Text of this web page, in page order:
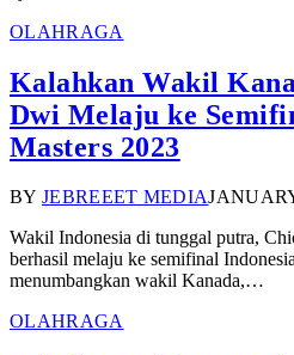
OLAHRAGA
Kalahkan Wakil
Dwi Melaju ke
Masters 2023
BY JEBREEET MEDIA
Wakil Indonesia di tunggal putra,
berhasil melaju ke semifinal
menumbangkan wakil Kanada,…
OLAHRAGA